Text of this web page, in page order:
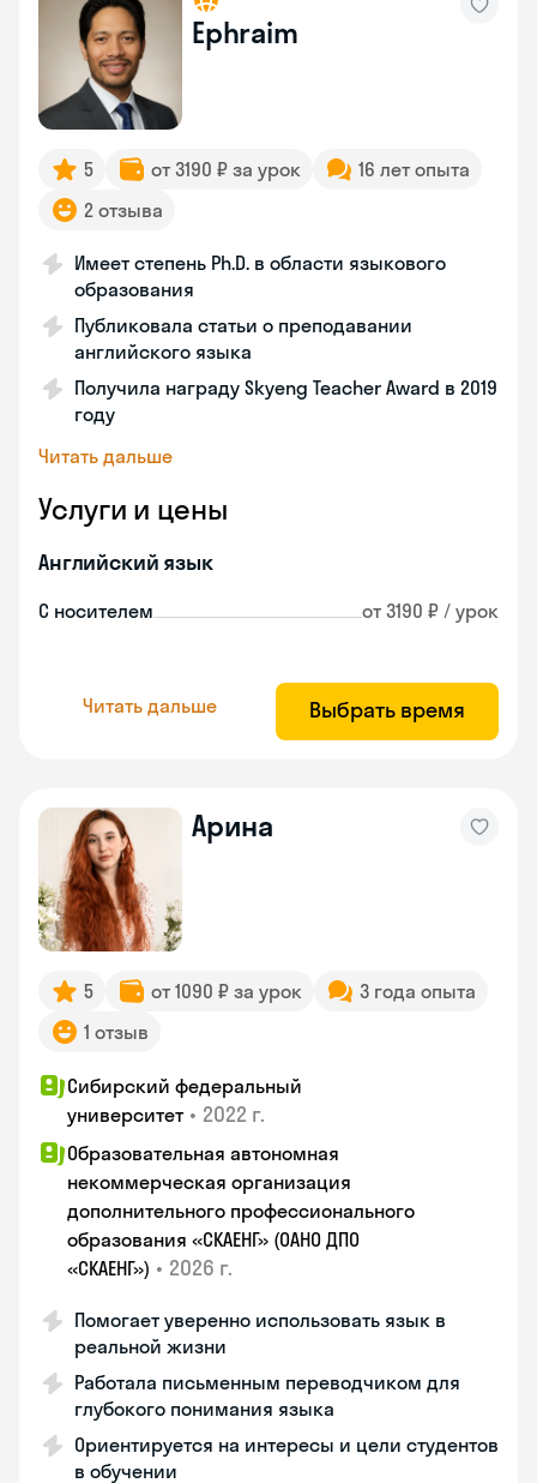
Ephraim
5 от 3190 ₽ за урок
16 лет опыта
2 отзыва
Имеет степень Ph.D. в области языкового
образования
Публиковала статьи о преподавании
английского языка
Получила награду Skyeng Teacher Award в 2019
году
Читать дальше
Услуги и цены
Английский язык
С носителем от 3190 ₽ / урок
Читать дальше Выбрать время
Арина
5 от 1090 ₽ за урок
3 года опыта
1 отзыв
Сибирский федеральный
университет • 2022 г.
Образовательная автономная
некоммерческая организация
дополнительного профессионального
образования «СКАЕНГ» (ОАНО ДПО
«СКАЕНГ») • 2026 г.
Помогает уверенно использовать язык в
реальной жизни
Работала письменным переводчиком для
глубокого понимания языка
Ориентируется на интересы и цели студентов
в обучении